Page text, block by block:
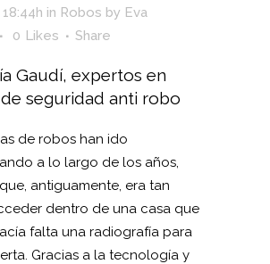
in Robos by Eva
0 Likes Share
Gaudí, expertos en
seguridad anti robo
de robos han ido
a lo largo de los años,
antiguamente, era tan
dentro de una casa que
falta una radiografía para
Gracias a la tecnología y